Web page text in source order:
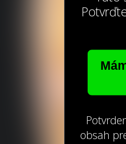
obsah